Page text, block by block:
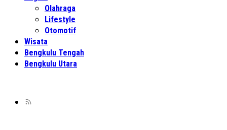
Olahraga
Lifestyle
Otomotif
Wisata
Bengkulu Tengah
Bengkulu Utara